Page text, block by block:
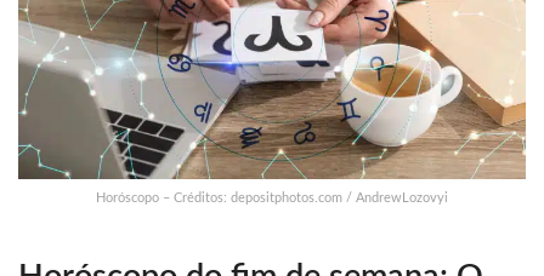
Horóscopo – Créditos: depositphotos.com / AndrewLozovyi